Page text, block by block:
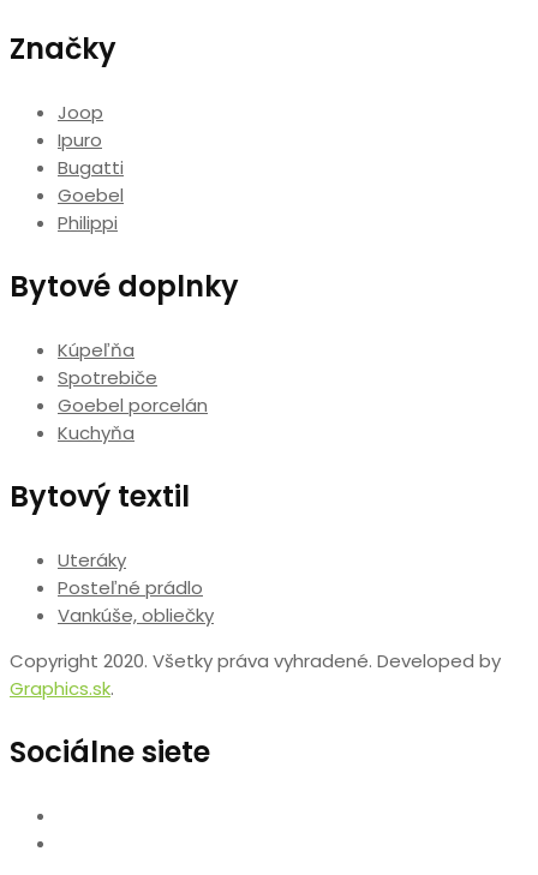
Značky
Joop
Ipuro
Bugatti
Goebel
Philippi
Bytové doplnky
Kúpeľňa
Spotrebiče
Goebel porcelán
Kuchyňa
Bytový textil
Uteráky
Posteľné prádlo
Vankúše, obliečky
Copyright 2020. Všetky práva vyhradené. Developed by
Graphics.sk.
Sociálne siete